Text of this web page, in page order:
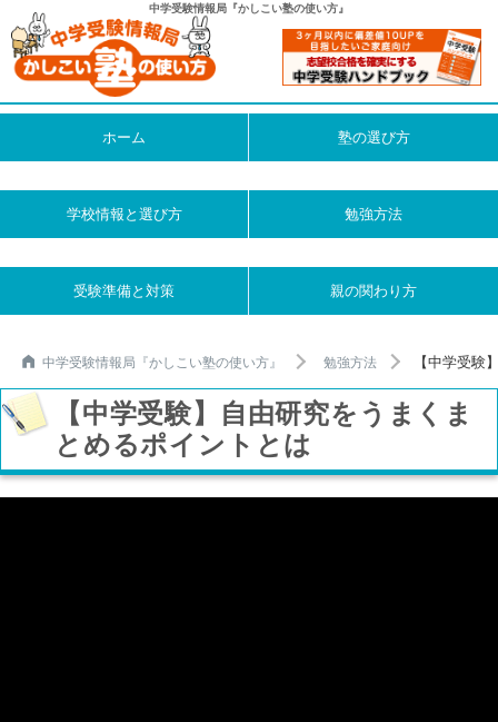
中学受験情報局『かしこい塾の使い方』
ホーム 塾の選び方
学校情報と選び方 勉強方法
受験準備と対策 親の関わり方
中学受験情報局『かしこい塾の使い方』 勉強方法 【中学受験
【中学受験】自由研究をうまくま
とめるポイントとは